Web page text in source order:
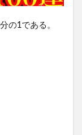
の1である。